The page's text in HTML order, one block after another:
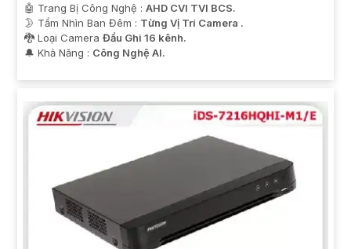
🤖️ Trang Bị Công Nghệ : AHD CVI TVI BCS.
🌛 Tầm Nhìn Ban Đêm : Từng Vị Trí Camera .
🐉️ Loại Camera Đầu Ghi 16 kênh.
️🔔 Khả Năng : Công Nghệ AI.